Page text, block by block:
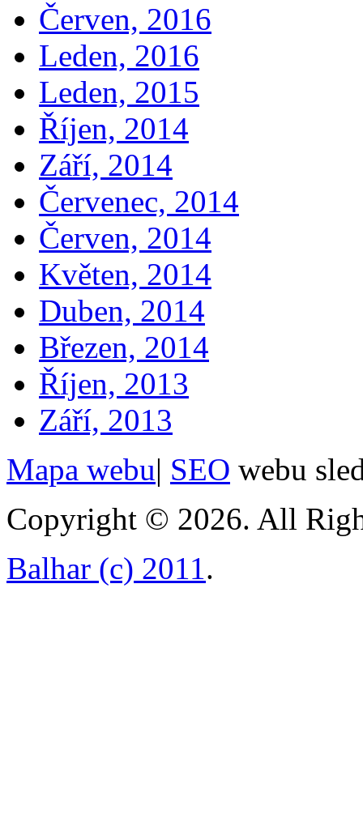
Červen, 2016
Leden, 2016
Leden, 2015
Říjen, 2014
Září, 2014
Červenec, 2014
Červen, 2014
Květen, 2014
Duben, 2014
Březen, 2014
Říjen, 2013
Září, 2013
Mapa webu| SEO webu
Copyright © 2026. All
Balhar (c) 2011.